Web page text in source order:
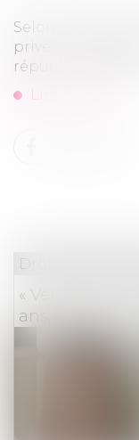
Selon l’article
prive la
réputée non
« Verser sur
ans, ça vaut
Droit des